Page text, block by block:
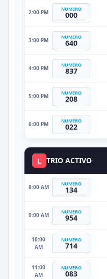
2:00 PM NUMERO
000
3:00 PM NUMERO
640
4:00 PM NUMERO
837
5:00 PM NUMERO
208
6:00 PM NUMERO
022
L TRIO ACTIVO
8:00 AM NUMERO
134
9:00 AM NUMERO
954
10:00
AM
NUMERO
714
11:00
AM
NUMERO
083